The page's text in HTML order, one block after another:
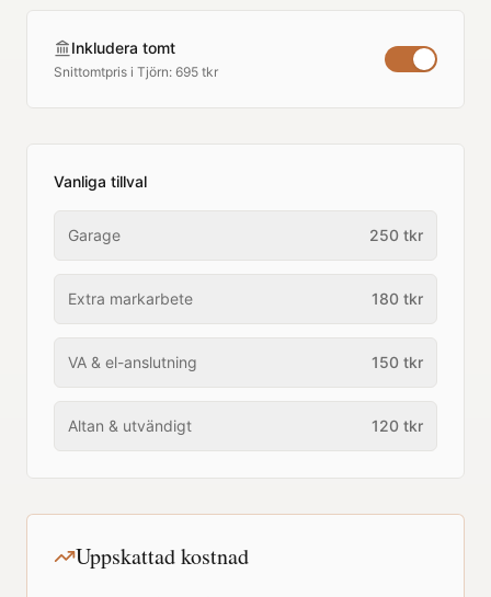
Inkludera tomt
Snittomtpris i Tjörn: 695 tkr
Vanliga tillval
Garage 250 tkr
Extra markarbete 180 tkr
VA & el-anslutning 150 tkr
Altan & utvändigt 120 tkr
Uppskattad kostnad